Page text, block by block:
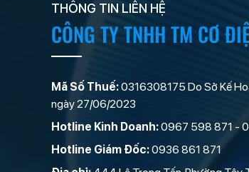
THÔNG TIN LIÊN HỆ
CÔNG TY TNHH TM CƠ
Mã Số Thuế:0316308175 Do Sở Kế
ngày 27/06/2023
Hotline Kinh Doanh:0967 598 871 -
Hotline Giám Đốc:0936 861 871